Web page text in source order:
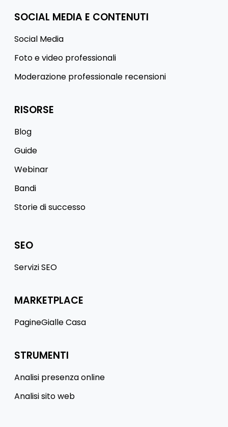
SOCIAL MEDIA E CONTENUTI
Social Media
Foto e video professionali
Moderazione professionale recensioni
RISORSE
Blog
Guide
Webinar
Bandi
Storie di successo
SEO
Servizi SEO
MARKETPLACE
PagineGialle Casa
STRUMENTI
Analisi presenza online
Analisi sito web